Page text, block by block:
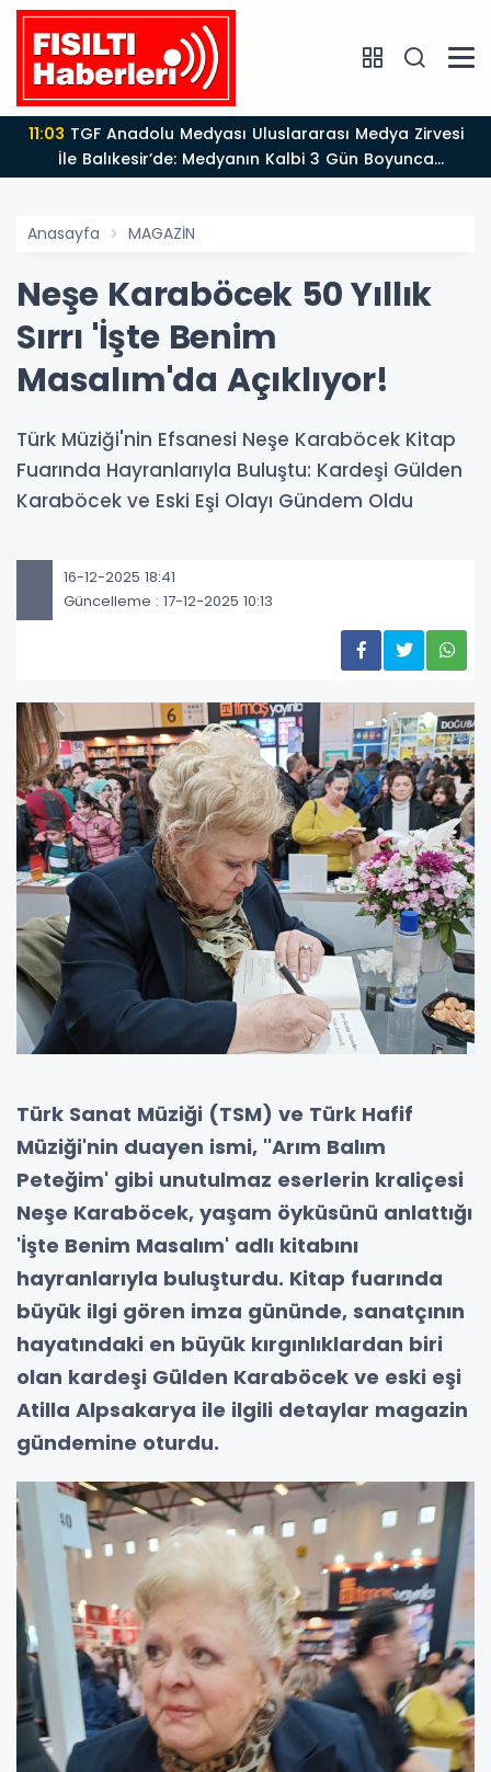
11:03
İle Balıkesir’de: Medyanın Kalbi 3 Gün Boyunca
Balıkesir'de Atacak
Anasayfa MAGAZİN
Neşe Karaböcek 50 Yıllık
Sırrı 'İşte Benim
Masalım'da Açıklıyor!
Türk Müziği'nin Efsanesi Neşe Karaböcek Kitap
Fuarında Hayranlarıyla Buluştu: Kardeşi Gülden
Karaböcek ve Eski Eşi Olayı Gündem Oldu
16-12-2025 18:41
Güncelleme : 17-12-2025 10:13
Türk Sanat Müziği (TSM) ve Türk Hafif
Müziği'nin duayen ismi, ''Arım Balım
Peteğim' gibi unutulmaz eserlerin kraliçesi
Neşe Karaböcek, yaşam öyküsünü anlattığı
'İşte Benim Masalım' adlı kitabını
hayranlarıyla buluşturdu. Kitap fuarında
büyük ilgi gören imza gününde, sanatçının
hayatındaki en büyük kırgınlıklardan biri
olan kardeşi Gülden Karaböcek ve eski eşi
Atilla Alpsakarya ile ilgili detaylar magazin
gündemine oturdu.